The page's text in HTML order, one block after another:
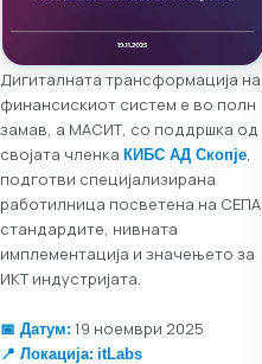
Дигиталната трансформација на
финансискиот систем е во полн
замав, а МАСИТ, со поддршка од
својата членка КИБС АД Скопје,
подготви специјализирана
работилница посветена на СЕПА
стандардите, нивната
имплементација и значењето за
ИКТ индустријата.
📅 Датум: 19 ноември 2025
📍 Локација: itLabs